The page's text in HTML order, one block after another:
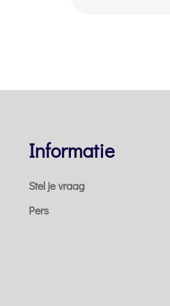
Informatie
Stel je vraag
Pers